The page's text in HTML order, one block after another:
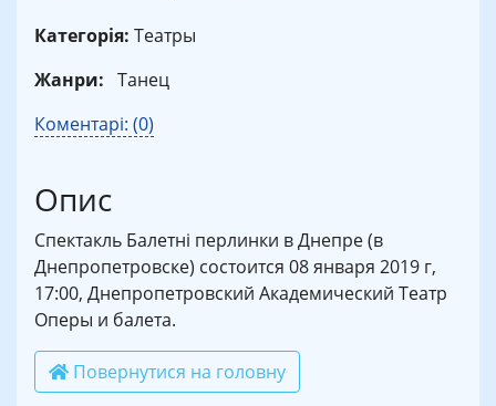
Категорія: Театры
Жанри: Танец
Коментарі: (0)
Опис
Спектакль Балетні перлинки в Днепре (в
Днепропетровске) состоится 08 января 2019 г,
17:00, Днепропетровский Академический Театр
Оперы и балета.
Повернутися на головну